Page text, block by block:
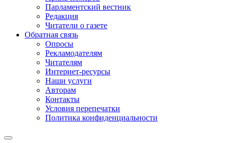
Парламентский вестник
Редакция
Читатели о газете
Обратная связь
Опросы
Рекламодателям
Читателям
Интернет-ресурсы
Наши услуги
Авторам
Контакты
Условия перепечатки
Политика конфиденциальности